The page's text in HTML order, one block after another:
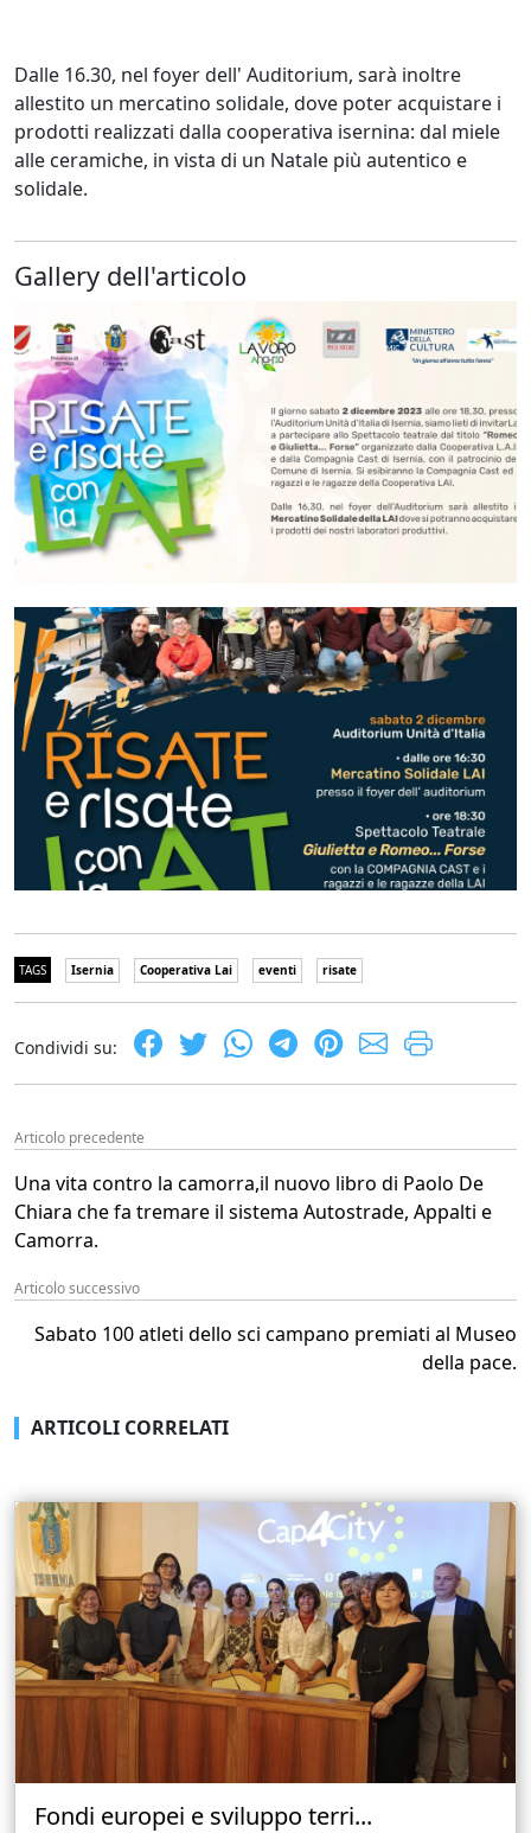
Dalle 16.30, nel foyer dell' Auditorium, sarà inoltre
allestito un mercatino solidale, dove poter acquistare i
prodotti realizzati dalla cooperativa isernina: dal miele
alle ceramiche, in vista di un Natale più autentico e
solidale.
Gallery dell'articolo
TAGS Isernia Cooperativa Lai eventi risate
Condividi su:
Articolo precedente
Una vita contro la camorra,il nuovo libro di Paolo De
Chiara che fa tremare il sistema Autostrade, Appalti e
Camorra.
Articolo successivo
Sabato 100 atleti dello sci campano premiati al Museo
della pace.
ARTICOLI CORRELATI
Fondi europei e sviluppo terri...